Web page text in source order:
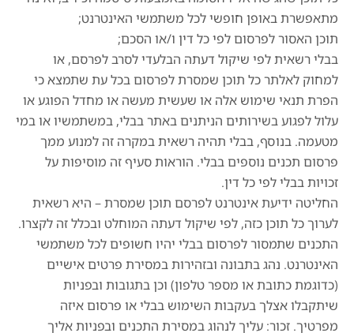
מתאפשרת באופן חופשי לכל משתמשי האינטרנט;
תוכן האסור לפרסום לפי כל דין ו/או הסכם;
בבלי רשאית לפי שיקול דעתה הבלעדי לסרב לפרסם, או
למחוק לאלתר כל תוכן שמסרת לפרסום בכל עת שתמצא כי
הפרת תנאי שימוש אלה או שעשית מעשה או מחדל הפוגע או
עלול לפגוע בשירותים הניתנים באתר בבלי, במשתמשיו או במי
מטעמה. בנוסף, בבלי תהיה רשאית במקרה זה למנוע ממך
פרסום תכנים נוספים בבלי. הוראות סעיף זה מוסיפות על
זכויות בבלי לפי כל דין.
החליטה ידיעת אינטרנט לפרסם תוכן שמסרת – היא רשאית
לערוך כל תוכן כזה, לפי שיקול דעתה המוחלט ובכלל זה לקצרו.
התכנים שתמסור לפרסום בבלי יהיו חשופים לכל משתמשי
האינטרנט. נהג בתבונה ובזהירות במסירת פרטים אישיים
(כדוגמת כתובת או מספר טלפון) וכן בתגובות ובפניות
שיתקבלו אצלך בעקבות השימוש בבלי או פרסום איזה
מפרטיך. זכור: עליך לנהוג במסירת התכנים ובפניות אליך